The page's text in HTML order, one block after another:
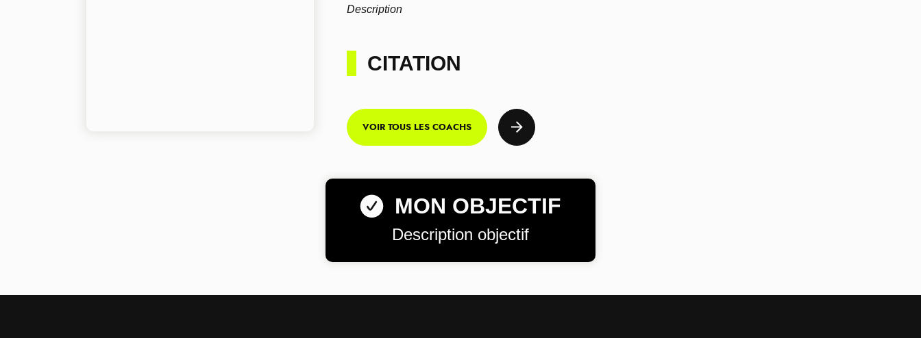
Description
CITATION
VOIR TOUS LES COACHS
MON OBJECTIF
Description objectif